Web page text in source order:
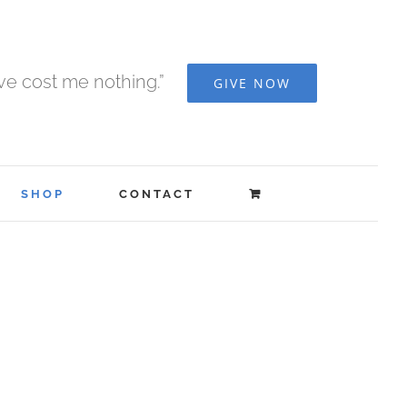
cost me nothing.” GIVE NOW
SHOP CONTACT